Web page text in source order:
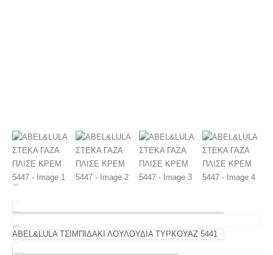
ABEL&LULA ΤΣΙΜΠΙΔΑΚΙ ΛΟΥΛΟΥΔΙΑ ΤΥΡΚΟΥΑΖ 5441